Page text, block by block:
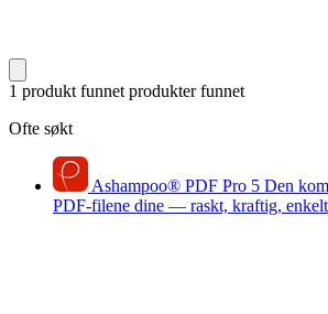
1 produkt funnet produkter funnet
Ofte søkt
Ashampoo® PDF Pro 5 Den
PDF-filene dine — raskt, kraftig, enkelt